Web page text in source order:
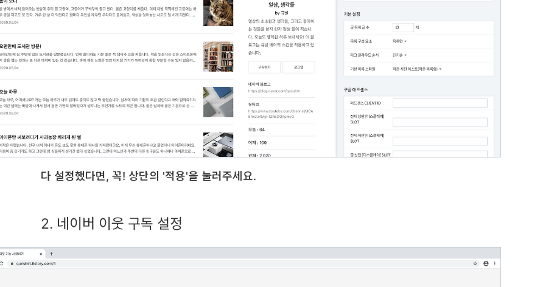
다 설정했다면, 꼭! 상단의 '적용'을 눌러주세요.
2. 네이버 이웃 구독 설정